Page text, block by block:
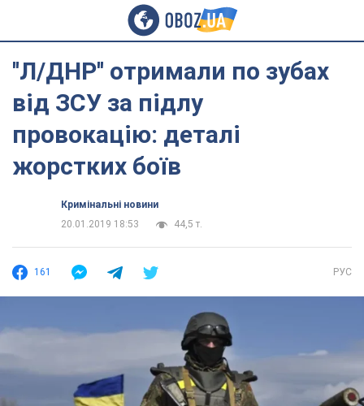
''Л/ДНР'' отримали по зубах
від ЗСУ за підлу
провокацію: деталі
жорстких боїв
Кримінальні новини
20.01.2019 18:53
44,5 т.
161 РУС